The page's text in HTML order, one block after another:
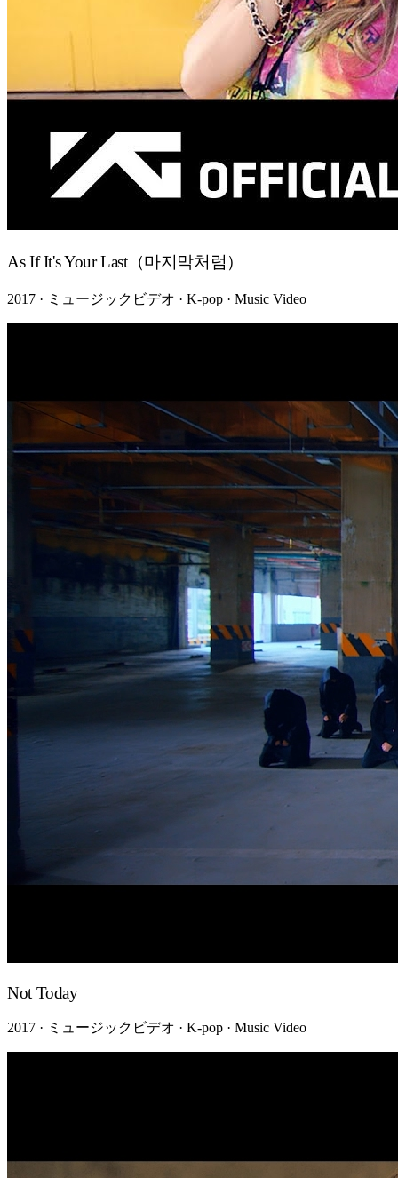
As If It's Your Last（마지막처럼）
2017 · ミュージックビデオ · K-pop · Music Video
Not Today
2017 · ミュージックビデオ · K-pop · Music Video